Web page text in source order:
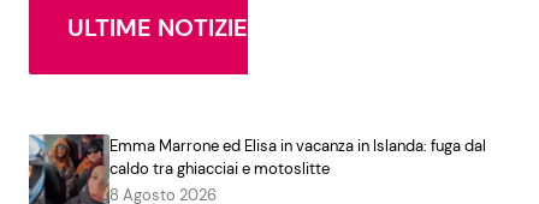
ULTIME NOTIZIE
Emma Marrone ed Elisa in vacanza in Islanda: fuga dal
caldo tra ghiacciai e motoslitte
8 Agosto 2026